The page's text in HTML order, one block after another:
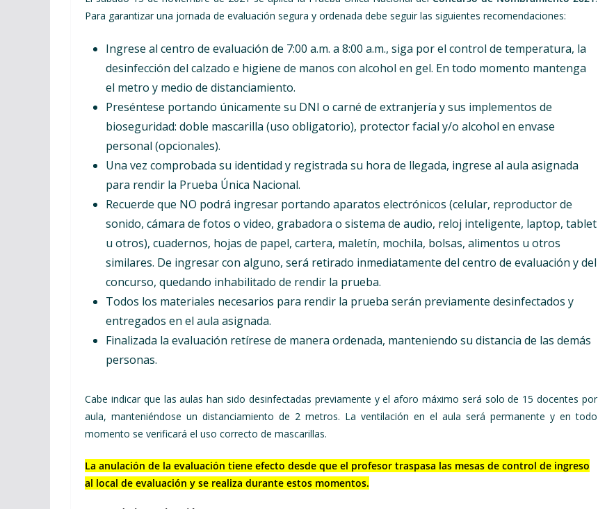
Para garantizar una jornada de evaluación segura y ordenada debe seguir las siguientes recomendaciones:
Ingrese al centro de evaluación de 7:00 a.m. a 8:00 a.m., siga por el control de temperatura, la
desinfección del calzado e higiene de manos con alcohol en gel. En todo momento mantenga
el metro y medio de distanciamiento.
Preséntese portando únicamente su DNI o carné de extranjería y sus implementos de
bioseguridad: doble mascarilla (uso obligatorio), protector facial y/o alcohol en envase
personal (opcionales).
Una vez comprobada su identidad y registrada su hora de llegada, ingrese al aula asignada
para rendir la Prueba Única Nacional.
Recuerde que NO podrá ingresar portando aparatos electrónicos (celular, reproductor de
sonido, cámara de fotos o video, grabadora o sistema de audio, reloj inteligente, laptop, tablet
u otros), cuadernos, hojas de papel, cartera, maletín, mochila, bolsas, alimentos u otros
similares. De ingresar con alguno, será retirado inmediatamente del centro de evaluación y del
concurso, quedando inhabilitado de rendir la prueba.
Todos los materiales necesarios para rendir la prueba serán previamente desinfectados y
entregados en el aula asignada.
Finalizada la evaluación retírese de manera ordenada, manteniendo su distancia de las demás
personas.
Cabe indicar que las aulas han sido desinfectadas previamente y el aforo máximo será solo de 15 docentes por
aula, manteniéndose un distanciamiento de 2 metros. La ventilación en el aula será permanente y en todo
momento se verificará el uso correcto de mascarillas.
La anulación de la evaluación tiene efecto desde que el profesor traspasa las mesas de control de ingreso
al local de evaluación y se realiza durante estos momentos.